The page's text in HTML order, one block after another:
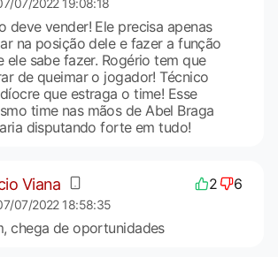
07/2022 19:08:18
deve vender! Ele precisa apenas
na posição dele e fazer a função
ele sabe fazer. Rogério tem que
de queimar o jogador! Técnico
que estraga o time! Esse
time nas mãos de Abel Braga
disputando forte em tudo!
Viana 2 6
07/2022 18:58:35
chega de oportunidades